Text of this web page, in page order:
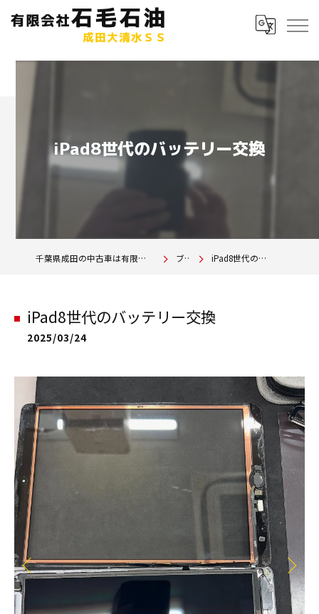
iPad8世代のバッテリー交換
千葉県成田の中古車は有限会社石毛石油 成田大清水SS ブログ iPad8世代のバッテリー交換
iPad8世代のバッテリー交換
2025/03/24